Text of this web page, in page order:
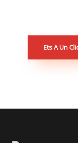
Ets A Un